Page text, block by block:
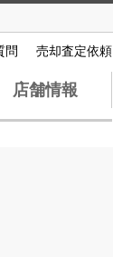
問 売却査定依頼
店舗情報